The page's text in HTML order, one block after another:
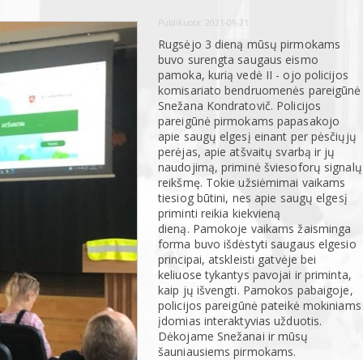
Publikuota: 2021-09-21
Rugsėjo 3 dieną mūsų pirmokams
buvo surengta saugaus eismo
pamoka, kurią vedė II - ojo policijos
komisariato bendruomenės pareigūnė
Snežana Kondratovič. Policijos
pareigūnė pirmokams papasakojo
apie saugų elgesį einant per pėsčiųjų
perėjas, apie atšvaitų svarbą ir jų
naudojimą, priminė šviesoforų signalų
reikšmę. Tokie užsiėmimai vaikams
tiesiog būtini, nes apie saugų elgesį
priminti reikia kiekvieną
dieną. Pamokoje vaikams žaisminga
forma buvo išdėstyti saugaus elgesio
principai, atskleisti gatvėje bei
keliuose tykantys pavojai ir priminta,
kaip jų išvengti. Pamokos pabaigoje,
policijos pareigūnė pateikė mokiniams
įdomias interaktyvias užduotis.
Dėkojame Snežanai ir mūsų
šauniausiems pirmokams.